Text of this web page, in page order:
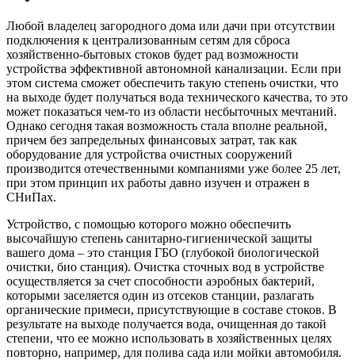
Любой владелец загородного дома или дачи при отсутствии
подключения к централизованным сетям для сброса
хозяйственно-бытовых стоков будет рад возможности
устройства эффективной автономной канализации. Если при
этом система сможет обеспечить такую степень очистки, что
на выходе будет получаться вода технического качества, то это
может показаться чем-то из области несбыточных мечтаний.
Однако сегодня такая возможность стала вполне реальной,
причем без запредельных финансовых затрат, так как
оборудование для устройства очистных сооружений
производится отечественными компаниями уже более 25 лет,
при этом принцип их работы давно изучен и отражен в
СНиПах.
Устройство, с помощью которого можно обеспечить
высочайшую степень санитарно-гигиенической защиты
вашего дома – это станция ГБО (глубокой биологической
очистки, био станция). Очистка сточных вод в устройстве
осуществляется за счет способности аэробных бактерий,
которыми заселяется один из отсеков станции, разлагать
органические примеси, присутствующие в составе стоков. В
результате на выходе получается вода, очищенная до такой
степени, что ее можно использовать в хозяйственных целях
повторно, например, для полива сада или мойки автомобиля.